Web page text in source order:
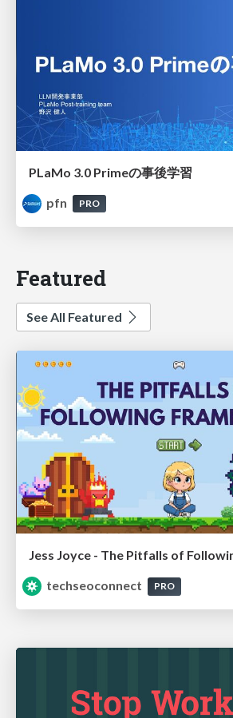
PLaMo 3.0 Primeの事後学習
pfn
PRO
Featured
See All Featured
Jess Joyce - The Pitfalls of
techseoconnect
PRO